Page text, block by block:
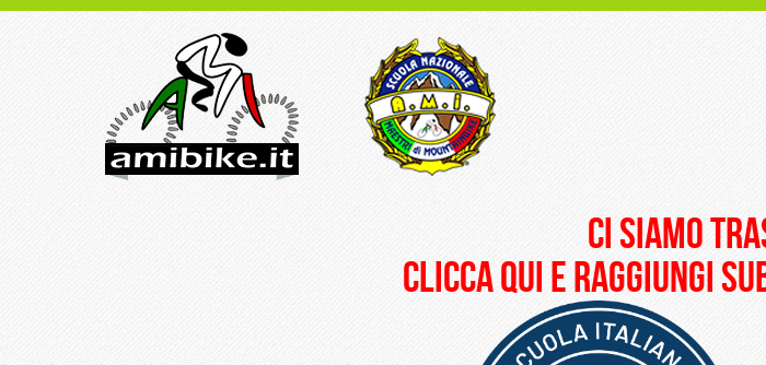
ci siamo
clicca qui e raggiungi